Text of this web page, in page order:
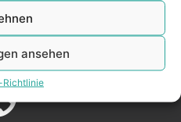
ansehen
Speicherstraße 5